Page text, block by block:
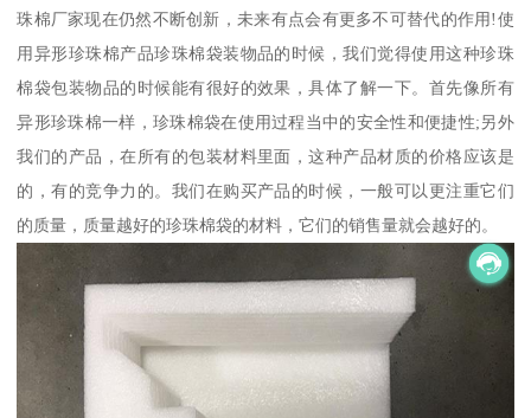
珠棉厂家现在仍然不断创新，未来有点会有更多不可替代的作用!使
用异形珍珠棉产品珍珠棉袋装物品的时候，我们觉得使用这种珍珠
棉袋包装物品的时候能有很好的效果，具体了解一下。首先像所有
异形珍珠棉一样，珍珠棉袋在使用过程当中的安全性和便捷性;另外
我们的产品，在所有的包装材料里面，这种产品材质的价格应该是
的，有的竞争力的。我们在购买产品的时候，一般可以更注重它们
的质量，质量越好的珍珠棉袋的材料，它们的销售量就会越好的。